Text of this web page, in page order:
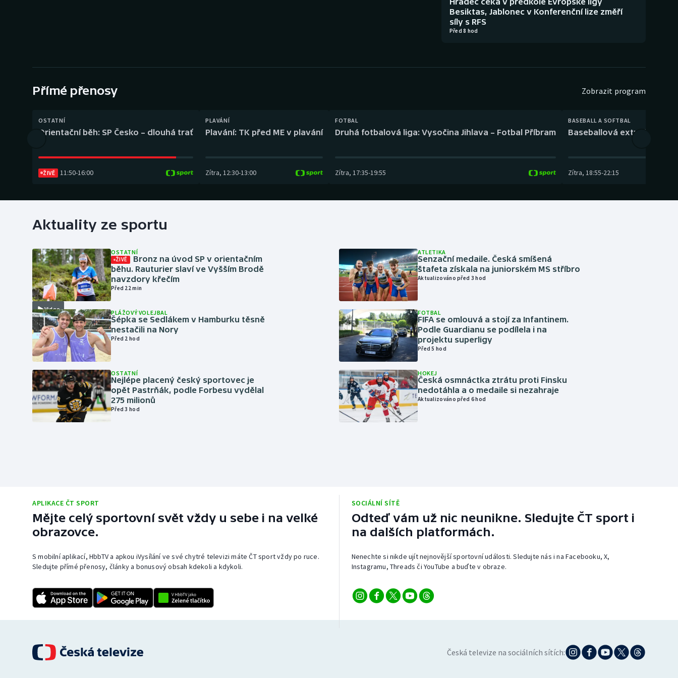
Besiktas, Jablonec v Konferenční lize změří
síly s RFS
Před 8 hod
Přímé přenosy Zobrazit program
OSTATNÍ
Orientační běh: SP Česko – dlouhá trať
ŽIVĚ 11:50-16:00
PLAVÁNÍ
Plavání: TK před ME v plavání
Zítra, 12:30-13:00
FOTBAL
Druhá fotbalová liga: Vysočina Jihlava – Fotbal Příbram
Zítra, 17:35-19:55
BASEBALL A SOFTBAL
Baseballová extraliga:
Zítra, 18:55-22:15
Aktuality ze sportu
Video
OSTATNÍ
ŽIVĚ
Bronz na úvod SP v orientačním
běhu. Rauturier slaví ve Vyšším Brodě
navzdory křečím
Před 22 min
PLÁŽOVÝ VOLEJBAL
Šépka se Sedlákem v Hamburku těsně
nestačili na Nory
Před 2 hod
OSTATNÍ
Nejlépe placený český sportovec je
opět Pastrňák, podle Forbesu vydělal
275 milionů
Před 3 hod
ATLETIKA
Senzační medaile. Česká smíšená
štafeta získala na juniorském MS stříbro
Aktualizováno před 3 hod
FOTBAL
FIFA se omlouvá a stojí za Infantinem.
Podle Guardianu se podílela i na
projektu superligy
Před 5 hod
HOKEJ
Česká osmnáctka ztrátu proti Finsku
nedotáhla a o medaile si nezahraje
Aktualizováno před 6 hod
APLIKACE ČT SPORT
Mějte celý sportovní svět vždy u sebe i na velké
obrazovce.
S mobilní aplikací, HbbTV a apkou iVysílání ve své chytré televizi máte ČT sport vždy po ruce.
Sledujte přímé přenosy, články a bonusový obsah kdekoli a kdykoli.
SOCIÁLNÍ SÍTĚ
Odteď vám už nic neunikne. Sledujte ČT sport i
na dalších platformách.
Nenechte si nikde ujít nejnovější sportovní události. Sledujte nás i na Facebooku, X,
Instagramu, Threads či YouTube a buďte v obraze.
Česká televize na sociálních sítích: